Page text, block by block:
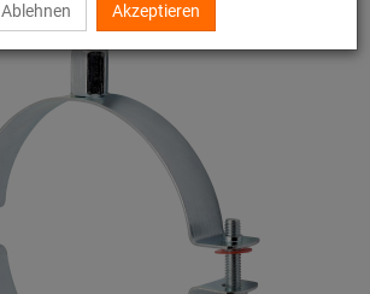
Ablehnen Akzeptieren